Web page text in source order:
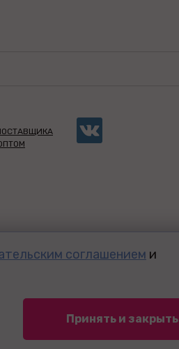
соглашением и
Принять и закрыть